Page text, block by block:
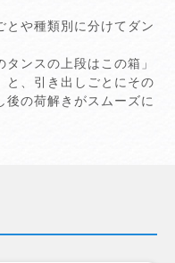
とや種類別に分けてダン
ンスの上段はこの箱」
と、引き出しごとにその
後の荷解きがスムーズに